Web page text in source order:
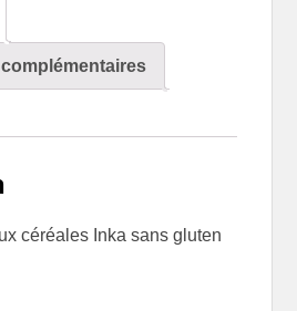
céréales Inka sans gluten